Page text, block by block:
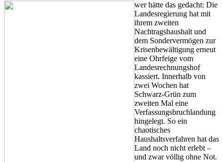
wer hätte das gedacht: Die
Landesregierung hat mit
ihrem zweiten
Nachtragshaushalt und
dem Sondervermögen zur
Krisenbewältigung erneut
eine Ohrfeige vom
Landesrechnungshof
kassiert. Innerhalb von
zwei Wochen hat
Schwarz-Grün zum
zweiten Mal eine
Verfassungsbruchlandung
hingelegt. So ein
chaotisches
Haushaltsverfahren hat das
Land noch nicht erlebt –
und zwar völlig ohne Not.